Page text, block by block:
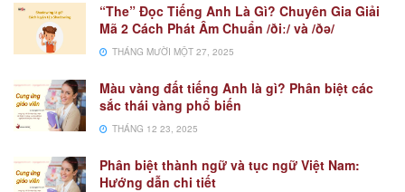
“The” Đọc Tiếng Anh Là Gì? Chuyên Gia Giải
Mã 2 Cách Phát Âm Chuẩn /ðiː/ và /ðə/
THÁNG MƯỜI MỘT 27, 2025
Màu vàng đất tiếng Anh là gì? Phân biệt các
sắc thái vàng phổ biến
THÁNG 12 23, 2025
Phân biệt thành ngữ và tục ngữ Việt Nam:
Hướng dẫn chi tiết